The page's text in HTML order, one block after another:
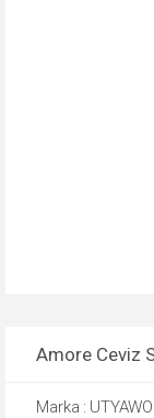
Amore Ceviz
Marka :